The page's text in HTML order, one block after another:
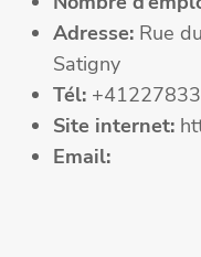
Adresse: Rue
Satigny
Tél:
Site internet:
Email: